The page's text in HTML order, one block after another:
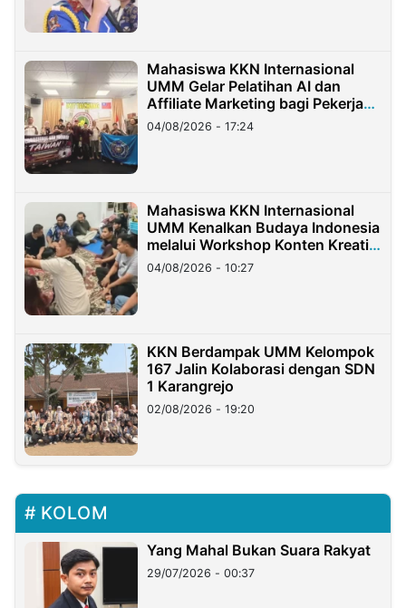
Mahasiswa KKN Internasional
UMM Gelar Pelatihan AI dan
Affiliate Marketing bagi Pekerja
Migran Indonesia di Taiwan
04/08/2026 - 17:24
Mahasiswa KKN Internasional
UMM Kenalkan Budaya Indonesia
melalui Workshop Konten Kreatif
di Taiwan
04/08/2026 - 10:27
KKN Berdampak UMM Kelompok
167 Jalin Kolaborasi dengan SDN
1 Karangrejo
02/08/2026 - 19:20
KOLOM
Yang Mahal Bukan Suara Rakyat
29/07/2026 - 00:37